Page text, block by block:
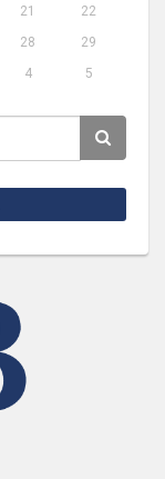
21
22
28
29
4 5